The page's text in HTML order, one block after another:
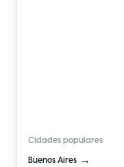
Cidades populares
Buenos Aires →